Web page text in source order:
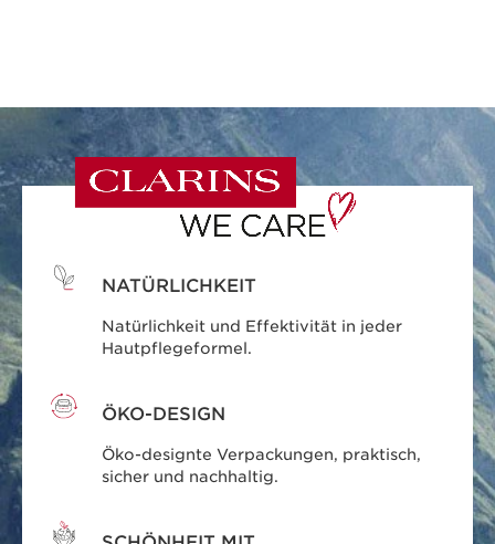
NATÜRLICHKEIT
Natürlichkeit und Effektivität in jeder
Hautpflegeformel.
ÖKO-DESIGN
Öko-designte Verpackungen, praktisch,
sicher und nachhaltig.